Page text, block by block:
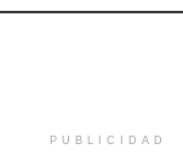
PUBLICIDAD